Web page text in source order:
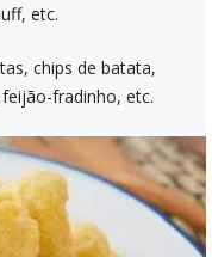
etc.
chips de batata,
fradinho, etc.